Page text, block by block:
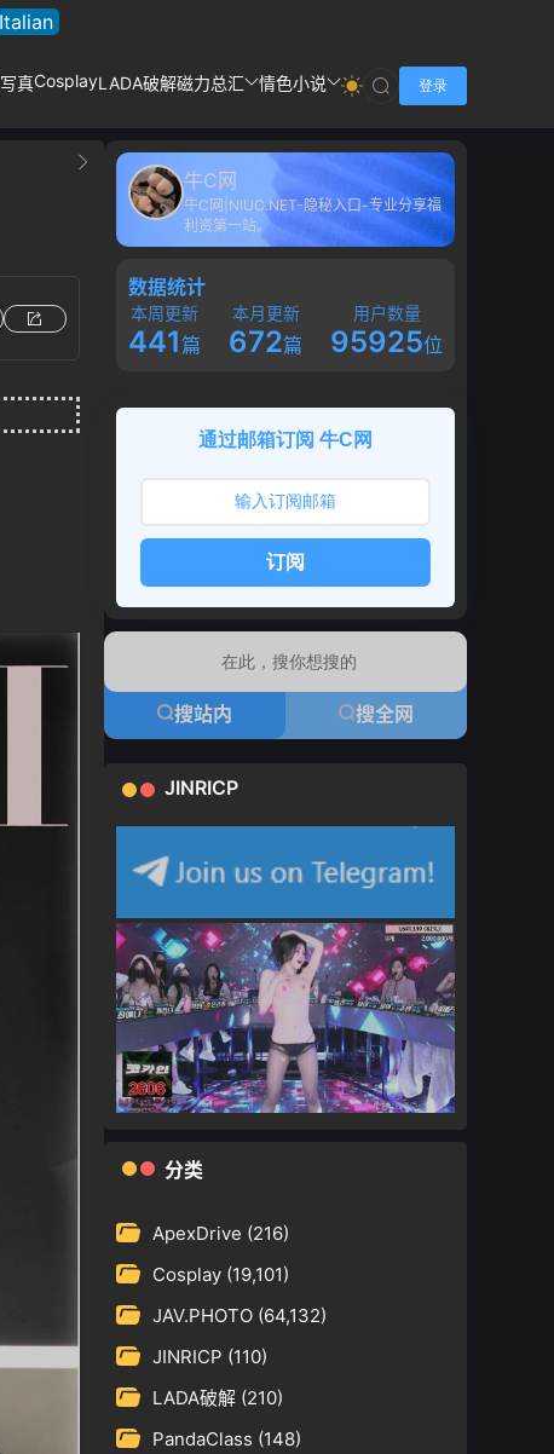
Italian
真CosplayLADA破解磁力总汇 情色小说 登录
牛C网
牛C网|NIUC.NET-隐秘入口-专业分享福
利资第一站。
数据统计
本周更新
441篇
本月更新
672篇
用户数量
95925位
通过邮箱订阅 牛C网
订阅
搜站内 搜全网
JINRICP
分类
ApexDrive (216)
Cosplay (19,101)
JAV.PHOTO (64,132)
JINRICP (110)
LADA破解 (210)
PandaClass (148)